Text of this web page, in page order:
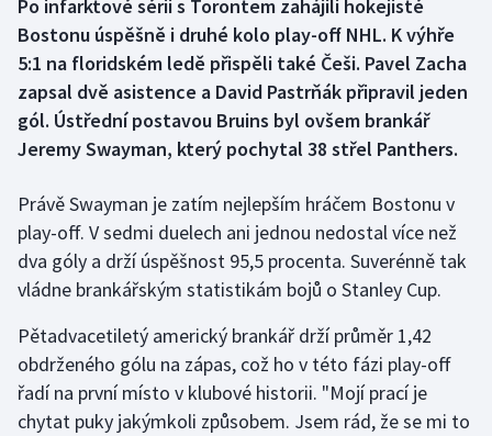
Box
Curling
Dostihy
Florbal
Futsal
Golf
Gymnastika
Házená
Po infarktové sérii s Torontem zahájili hokejisté
Bostonu úspěšně i druhé kolo play-off NHL. K výhře
5:1 na floridském ledě přispěli také Češi. Pavel Zacha
zapsal dvě asistence a David Pastrňák připravil jeden
gól. Ústřední postavou Bruins byl ovšem brankář
Jeremy Swayman, který pochytal 38 střel Panthers.
Právě Swayman je zatím nejlepším hráčem Bostonu v
play-off. V sedmi duelech ani jednou nedostal více než
dva góly a drží úspěšnost 95,5 procenta. Suverénně tak
vládne brankářským statistikám bojů o Stanley Cup.
Pětadvacetiletý americký brankář drží průměr 1,42
obdrženého gólu na zápas, což ho v této fázi play-off
řadí na první místo v klubové historii. "Mojí prací je
chytat puky jakýmkoli způsobem. Jsem rád, že se mi to